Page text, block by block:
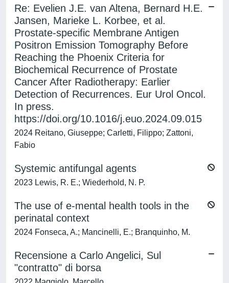
Re: Evelien J.E. van Altena, Bernard H.E.
Jansen, Marieke L. Korbee, et al.
Prostate-specific Membrane Antigen
Positron Emission Tomography Before
Reaching the Phoenix Criteria for
Biochemical Recurrence of Prostate
Cancer After Radiotherapy: Earlier
Detection of Recurrences. Eur Urol Oncol.
In press.
https://doi.org/10.1016/j.euo.2024.09.015
2024 Reitano, Giuseppe; Carletti, Filippo; Zattoni,
Fabio
Systemic antifungal agents
2023 Lewis, R. E.; Wiederhold, N. P.
The use of e-mental health tools in the
perinatal context
2024 Fonseca, A.; Mancinelli, E.; Branquinho, M.
Recensione a Carlo Angelici, Sul
"contratto" di borsa